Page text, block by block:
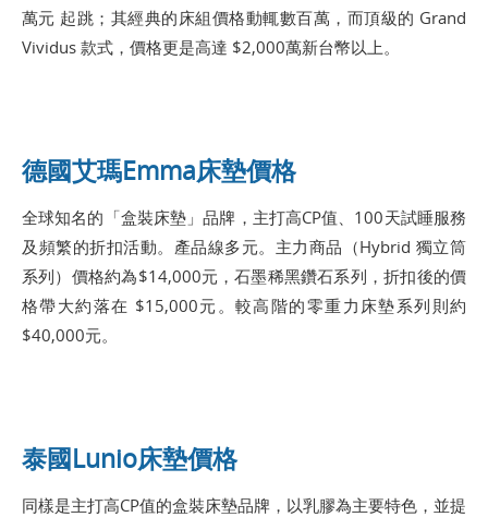
萬元 起跳；其經典的床組價格動輒數百萬，而頂級的 Grand
Vividus 款式，價格更是高達 $2,000萬新台幣以上。
德國艾瑪Emma床墊價格
全球知名的「盒裝床墊」品牌，主打高CP值、100天試睡服務
及頻繁的折扣活動。產品線多元。主力商品（Hybrid 獨立筒
系列）價格約為$14,000元，石墨稀黑鑽石系列，折扣後的價
格帶大約落在 $15,000元。較高階的零重力床墊系列則約
$40,000元。
泰國Lunio床墊價格
同樣是主打高CP值的盒裝床墊品牌，以乳膠為主要特色，並提